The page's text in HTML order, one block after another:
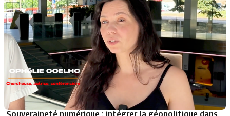
Souveraineté numérique : intégrer la géopolitique dans